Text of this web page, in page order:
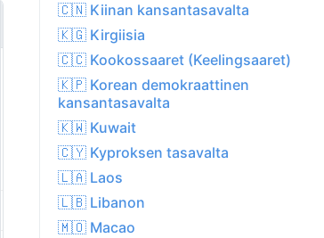
Kevyttä
sadekuuroa
31.4°C
🇨🇳 Kiinan kansantasavalta
🇰🇬 Kirgiisia
🇨🇨 Kookossaaret (Keelingsaaret)
🇰🇵 Korean demokraattinen
kansantasavalta
🇰🇼 Kuwait
🇨🇾 Kyproksen tasavalta
🇱🇦 Laos
🇱🇧 Libanon
🇲🇴 Macao